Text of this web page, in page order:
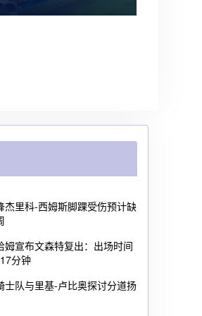
杰里科-西姆斯脚踝受伤预计缺
姆宣布文森特复出：出场时间
分钟
士队与里基-卢比奥探讨分道扬